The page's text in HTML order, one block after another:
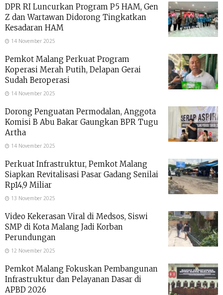
DPR RI Luncurkan Program P5 HAM, Gen
Z dan Wartawan Didorong Tingkatkan
Kesadaran HAM
14 November 2025
Pemkot Malang Perkuat Program
Koperasi Merah Putih, Delapan Gerai
Sudah Beroperasi
14 November 2025
Dorong Penguatan Permodalan, Anggota
Komisi B Abu Bakar Gaungkan BPR Tugu
Artha
14 November 2025
Perkuat Infrastruktur, Pemkot Malang
Siapkan Revitalisasi Pasar Gadang Senilai
Rp14,9 Miliar
13 November 2025
Video Kekerasan Viral di Medsos, Siswi
SMP di Kota Malang Jadi Korban
Perundungan
12 November 2025
Pemkot Malang Fokuskan Pembangunan
Infrastruktur dan Pelayanan Dasar di
APBD 2026